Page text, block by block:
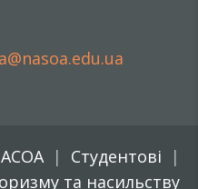
Студентові
та насильству